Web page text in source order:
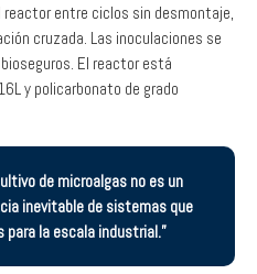
entre ciclos sin desmontaje,
cruzada. Las inoculaciones se
El reactor está
y policarbonato de grado
de microalgas no es un
inevitable de sistemas que
para la escala industrial.”